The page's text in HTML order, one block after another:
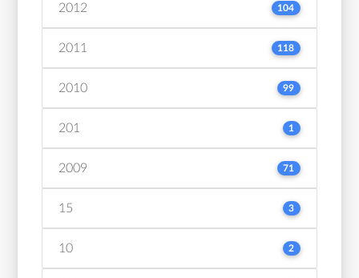
2012 104
2011 118
2010 99
201 1
2009 71
15 3
10 2